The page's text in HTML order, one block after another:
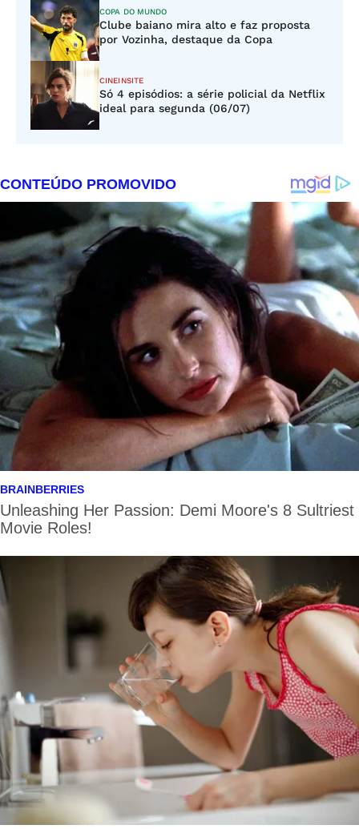
COPA DO MUNDO
Clube baiano mira alto e faz proposta
por Vozinha, destaque da Copa
CINEINSITE
Só 4 episódios: a série policial da Netflix
ideal para segunda (06/07)